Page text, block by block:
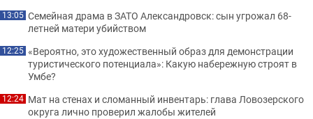
13:05 Семейная драма в ЗАТО Александровск: сын угрожал 68-
летней матери убийством
12:25 «Вероятно, это художественный образ для демонстрации
туристического потенциала»: Какую набережную строят в
Умбе?
12:24 Мат на стенах и сломанный инвентарь: глава Ловозерского
округа лично проверил жалобы жителей